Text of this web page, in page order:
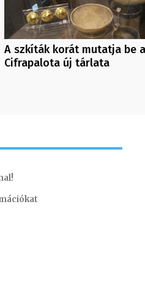
A szkíták korát mutatja be a
Cifrapalota új tárlata